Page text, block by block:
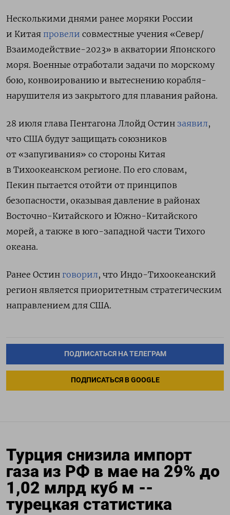
Несколькими днями ранее моряки России
и Китая провели совместные учения «Север/
Взаимодействие-2023» в акватории Японского
моря. Военные отработали задачи по морскому
бою, конвоированию и вытеснению корабля-
нарушителя из закрытого для плавания района.
28 июля глава Пентагона Ллойд Остин заявил,
что США будут защищать союзников
от «запугивания» со стороны Китая
в Тихоокеанском регионе. По его словам,
Пекин пытается отойти от принципов
безопасности, оказывая давление в районах
Восточно-Китайского и Южно-Китайского
морей, а также в юго-западной части Тихого
океана.
Ранее Остин говорил, что Индо-Тихоокеанский
регион является приоритетным стратегическим
направлением для США.
ПОДПИСАТЬСЯ НА ТЕЛЕГРАМ
ПОДПИСАТЬСЯ В GOOGLE
Турция снизила импорт
газа из РФ в мае на 29% до
1,02 млрд куб м --
турецкая статистика